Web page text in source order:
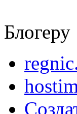
Блогеру